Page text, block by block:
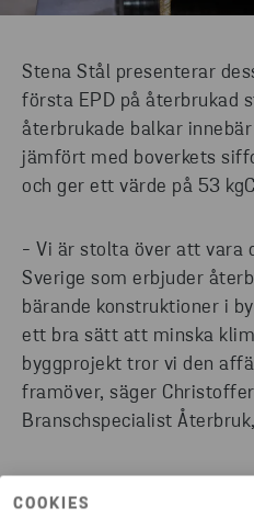
COOKIES
Stena Stål presenterar
första EPD på återbrukad
återbrukade balkar
jämfört med boverkets
och ger ett värde på 53
- Vi är stolta över att vara
Sverige som erbjuder
bärande konstruktioner i
ett bra sätt att minska
byggprojekt tror vi den
framöver, säger
Branschspecialist